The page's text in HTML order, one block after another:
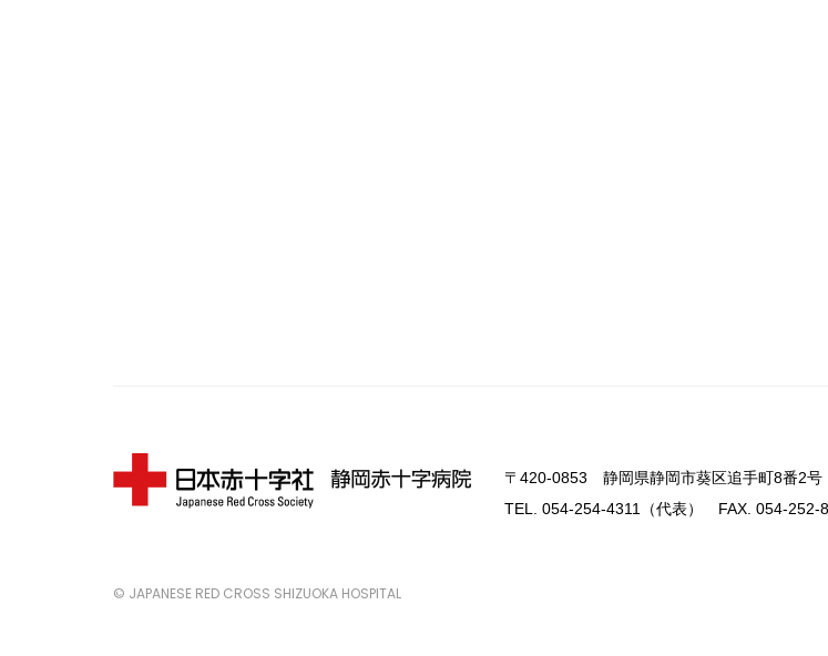
〒420-0853 静岡県静岡市葵区追手町8番2号
TEL. 054-254-4311（代表） FAX. 054-252-
© JAPANESE RED CROSS SHIZUOKA HOSPITAL